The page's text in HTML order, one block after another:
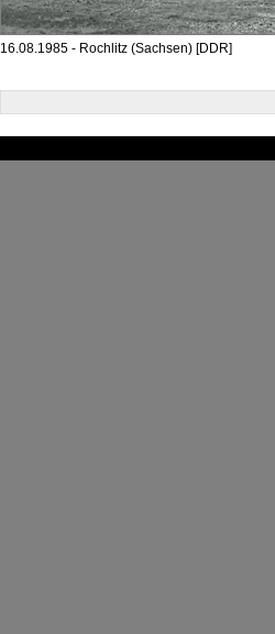
16.08.1985 - Rochlitz (Sachsen) [DDR]